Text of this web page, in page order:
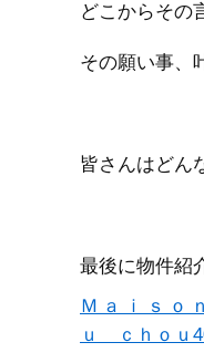
どこからその
その願い事、
皆さんはどん
最後に物件紹
Ｍａｉｓｏ
ｕ ｃｈｏｕ